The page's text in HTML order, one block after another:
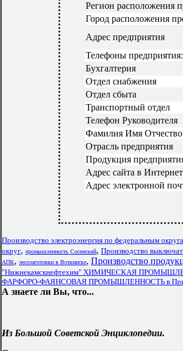
Регион расположения
Город расположения
Адрес предприятия
Телефоны предприятия:
Бухгалтерия
Отдел снабжения
Отдел сбыта
Транспортный отдел
Телефон Руководителя
Фамилия Имя Отчество
Отрасль предприятия
Продукция
Адрес сайта в
Адрес электронной
Производство электроэнергия по федеральным
округ, промышленность Сосенский, Производство
АПК, лесозаготовки в Воткинске, Производство
"Нижнекамскнефтехим" ХИМИЧЕСКАЯ
ФАРФОРО-ФАЯНСОВАЯ ПРОМЫШЛЕННОСТЬ в
А знаете ли Вы, что...
Из Большой Советской Энциклопедии.